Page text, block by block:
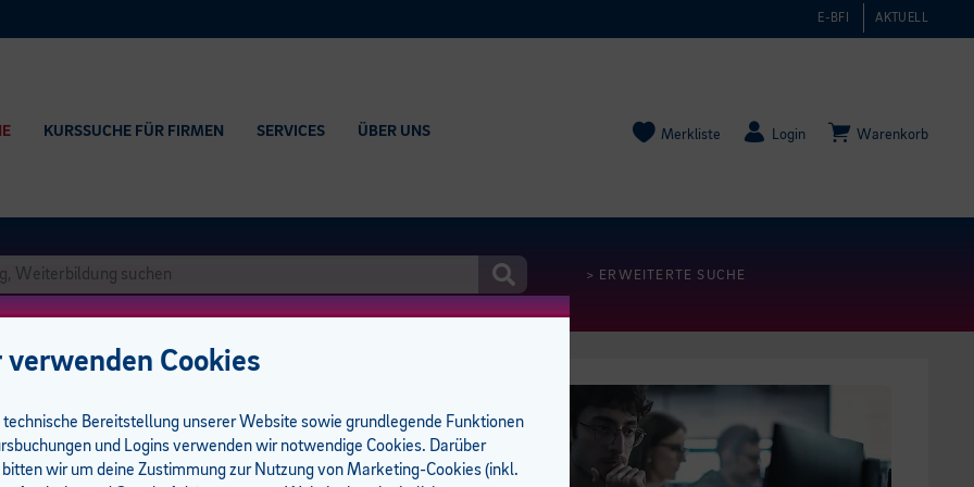
E-BFI AKTUELL
KURSSUCHE FÜR FIRMEN SERVICES ÜBER UNS Merkliste Login Warenkorb
> ERWEITERTE SUCHE
Beauftragten
Cookies
technische Bereitstellung unserer Website sowie grundlegende Funktionen
und Logins verwenden wir notwendige Cookies. Darüber
bitten wir um deine Zustimmung zur Nutzung von Marketing-Cookies (inkl.